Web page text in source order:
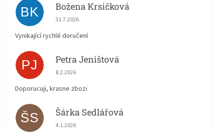
BK Božena Krsičková
Hodnocení obchodu je 5 z 5 hvězdiček.
31.7.2026
Vynikající rychlé doručení
PJ Petra Jeništová
Hodnocení obchodu je 5 z 5 hvězdiček.
8.2.2026
Doporucuji, krasne zbozi
ŠS Šárka Sedlářová
Hodnocení obchodu je 5 z 5 hvězdiček.
4.1.2026